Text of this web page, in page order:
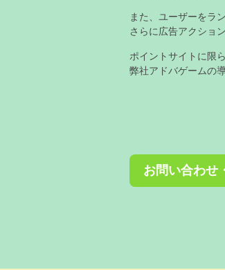
また、ユーザーをラ
さらに広告アクショ
ポイントサイトに限
弊社アドバゲームの
お問い合わせ